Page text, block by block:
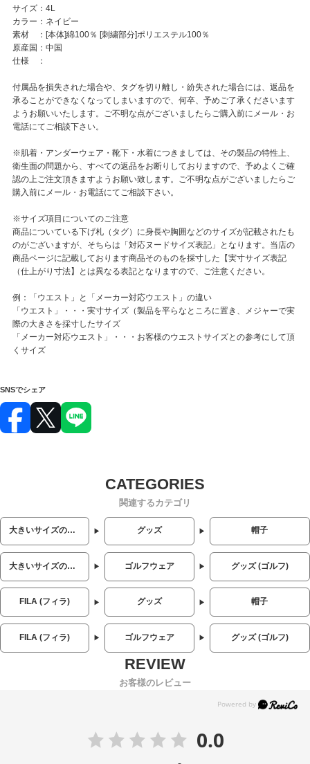
サイズ：4L
カラー：ネイビー
素材 ：[本体]綿100％ [刺繍部分]ポリエステル100％
原産国：中国
仕様 ：
付属品を損失された場合や、タグを切り離し・紛失された場合には、返品を
承ることができなくなってしまいますので、何卒、予めご了承くださいます
ようお願いいたします。ご不明な点がございましたらご購入前にメール・お
電話にてご相談下さい。
※肌着・アンダーウェア・靴下・水着につきましては、その製品の特性上、
衛生面の問題から、すべての返品をお断りしておりますので、予めよくご確
認の上ご注文頂きますようお願い致します。ご不明な点がございましたらご
購入前にメール・お電話にてご相談下さい。
※サイズ項目についてのご注意
商品についている下げ札（タグ）に身長や胸囲などのサイズが記載されたも
のがございますが、そちらは「対応ヌードサイズ表記」となります。当店の
商品ページに記載しております商品そのものを採寸した【実寸サイズ表記
（仕上がり寸法】とは異なる表記となりますので、ご注意ください。
例：「ウエスト」と「メーカー対応ウエスト」の違い
「ウエスト」・・・実寸サイズ（製品を平らなところに置き、メジャーで実
際の大きさを採寸したサイズ
「メーカー対応ウエスト」・・・お客様のウエストサイズとの参考にして頂
くサイズ
SNSでシェア
関連するカテゴリ
大きいサイズのメンズ服 グッズ 帽子
大きいサイズのメンズ服 ゴルフウェア グッズ (ゴルフ)
FILA (フィラ) グッズ 帽子
FILA (フィラ) ゴルフウェア グッズ (ゴルフ)
お客様のレビュー
0.0